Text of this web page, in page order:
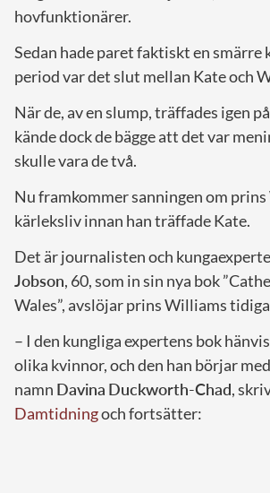
hovfunktionärer.
Sedan hade paret faktiskt en smärre
period var det slut mellan Kate och
När de, av en slump, träffades igen
kände dock de bägge att det var
skulle vara de två.
Nu framkommer sanningen om
kärleksliv innan han träffade Kate.
Det är journalisten och
Jobson, 60, som in sin nya bok
Wales”, avslöjar prins Williams
– I den kungliga expertens bok
olika kvinnor, och den han börjar
namn Davina Duckworth-Chad,
Damtidningoch fortsätter: